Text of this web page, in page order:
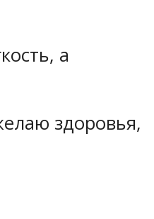
а
здоровья,